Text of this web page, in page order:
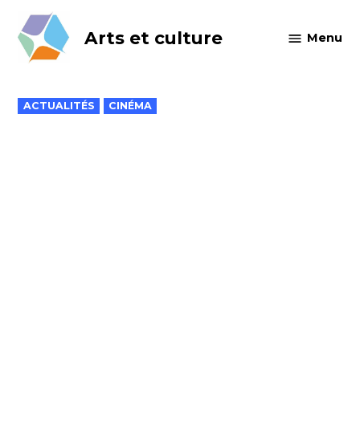
content
Arts et culture Menu
POSTED
IN
ACTUALITÉS CINÉMA